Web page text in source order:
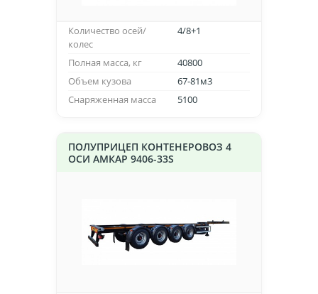
Количество осей/
колес
4/8+1
Полная масса, кг
40800
Объем кузова
67-81м3
Снаряженная масса
5100
ПОЛУПРИЦЕП КОНТЕНЕРОВОЗ 4
ОСИ АМКАР 9406-33S